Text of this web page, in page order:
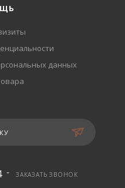
данных
ЗАКАЗАТЬ ЗВОНОК